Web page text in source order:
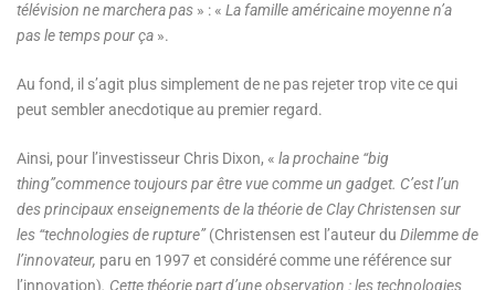
télévision ne marchera pas » : « La famille américaine moyenne n’a
pas le temps pour ça ».
Au fond, il s’agit plus simplement de ne pas rejeter trop vite ce qui
peut sembler anecdotique au premier regard.
Ainsi, pour l’investisseur Chris Dixon, « la prochaine “big
thing”commence toujours par être vue comme un gadget. C’est l’un
des principaux enseignements de la théorie de Clay Christensen sur
les “technologies de rupture”(Christensen est l’auteur du Dilemme de
l’innovateur, paru en 1997 et considéré comme une référence sur
l’innovation). Cette théorie part d’une observation : les technologies